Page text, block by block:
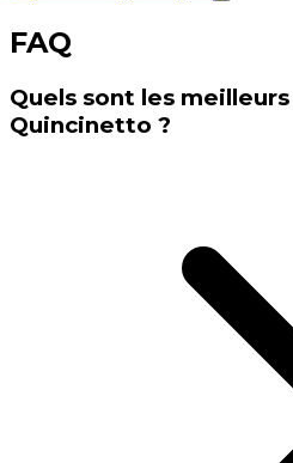
FAQ
Quels sont les
Quincinetto ?